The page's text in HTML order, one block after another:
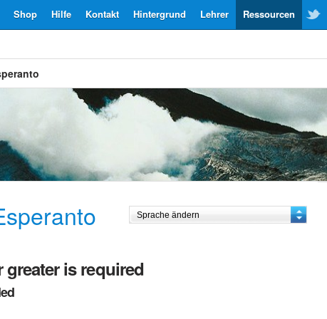
Ressourcen
Lehrer
Hintergrund
Kontakt
Hilfe
Shop
greater is required